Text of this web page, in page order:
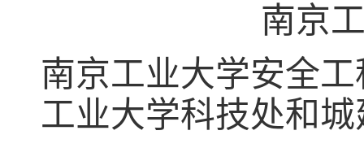
南京
南京工业大学安全
工业大学科技处和